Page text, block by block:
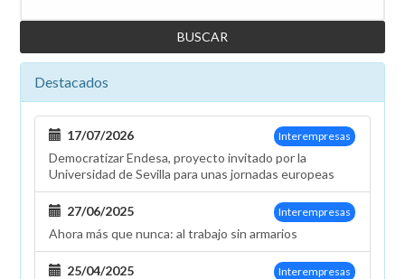
Destacados
Interempresas
17/07/2026
Democratizar Endesa, proyecto invitado por la
Universidad de Sevilla para unas jornadas europeas
Interempresas
27/06/2025
Ahora más que nunca: al trabajo sin armarios
Interempresas
25/04/2025